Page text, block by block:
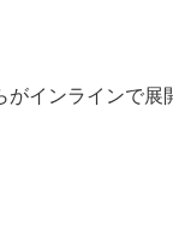
がインラインで展